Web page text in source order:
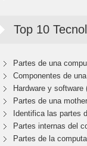
Top 10
Partes de una
Componentes de
Hardware y software
Partes de una
Identifica las partes
Partes internas del
Partes de la